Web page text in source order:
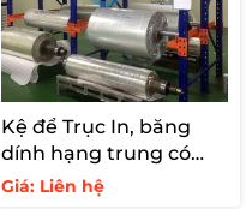
Kệ để Trục In, băng
dính hạng trung có
trục đỡ
Giá: Liên hệ